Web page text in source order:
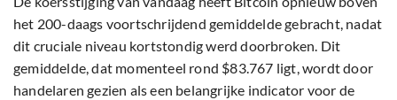
het 200-daags voortschrijdend gemiddelde gebracht, nadat
dit cruciale niveau kortstondig werd doorbroken. Dit
gemiddelde, dat momenteel rond $83.767 ligt, wordt door
handelaren gezien als een belangrijke indicator voor de